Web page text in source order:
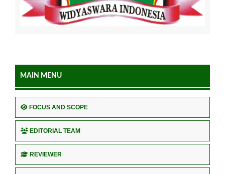
MAIN MENU
FOCUS AND SCOPE
EDITORIAL TEAM
REVIEWER